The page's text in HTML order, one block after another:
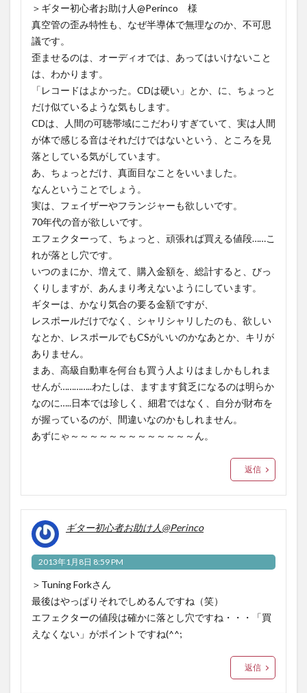
＞ギター初心者お助け人@Perinco 様
真空管の歪み特性も、なぜ半導体で無理なのか、不可思
議です。
歪ませるのは、オーディオでは、あってはいけないこと
は、わかります。
「レコードはよかった。CDは硬い」とか、に、ちょっと
だけ似ているような気もします。
CDは、人間の可聴帯域にこだわりすぎていて、実は人間
が体で感じる音はそれだけではないという、ところを見
落としている気がしています。
あ、ちょっとだけ、真面目なことをいいました。
なんということでしょう。
実は、フェイザーやフランジャーも欲しいです。
70年代の音が欲しいです。
エフェクターって、ちょっと、頑張れば買える値段……こ
れが落とし穴です。
いつのまにか、増えて、購入金額を、総計すると、びっ
くりしますが、あんまり考えないようにしています。
ギターは、かなり気合の要る金額ですが、
レスポールだけでなく、シャリシャリしたのも、欲しい
なとか、レスポールでもCSがいいのかなあとか、キリが
ありません。
まあ、高級自動車を何台も買う人よりはましかもしれま
せんが…………..わたしは、ますます貧乏になるのは明らか
なのに…..日本では珍しく、細君ではなく、自分が財布を
が握っているのが、間違いなのかもしれません。
あずにゃ～～～～～～～～～～～～～ん。
返信
ギター初心者お助け人@Perinco
2013年1月8日 8:59 PM
＞Tuning Forkさん
最後はやっぱりそれでしめるんですね（笑）
エフェクターの値段は確かに落とし穴ですね・・・「買
えなくない」がポイントですね(^^;
返信